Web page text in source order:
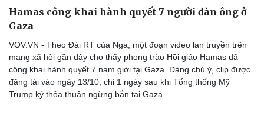
Hamas công khai hành quyết 7 người đàn ông ở
Gaza
VOV.VN - Theo Đài RT của Nga, một đoạn video lan truyền trên
mạng xã hội gần đây cho thấy phong trào Hồi giáo Hamas đã
công khai hành quyết 7 nam giới tại Gaza. Đáng chú ý, clip được
đăng tải vào ngày 13/10, chỉ 1 ngày sau khi Tổng thống Mỹ
Trump ký thỏa thuận ngừng bắn tại Gaza.